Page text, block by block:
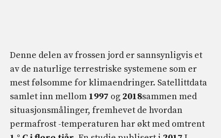
Denne delen av frossen jord er sannsynligvis et
av de naturlige terrestriske systemene som er
mest følsomme for klimaendringer. Satellittdata
samlet inn mellom 1997 og 2018sammen med
situasjonsmålinger, fremhevet de hvordan
permafrost -temperaturen har økt med omtrent